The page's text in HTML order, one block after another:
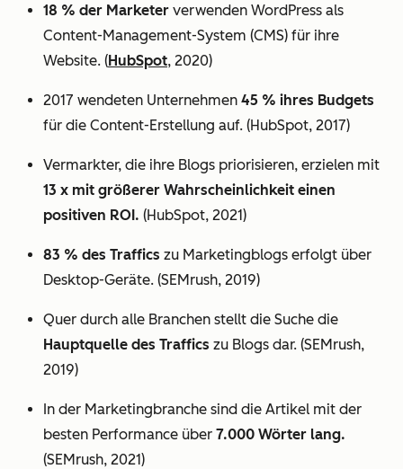
18 % der Marketer verwenden WordPress als
Content-Management-System (CMS) für ihre
Website. (HubSpot, 2020)
2017 wendeten Unternehmen 45 % ihres Budgets
für die Content-Erstellung auf. (HubSpot, 2017)
Vermarkter, die ihre Blogs priorisieren, erzielen mit
13 x mit größerer Wahrscheinlichkeit einen
positiven ROI. (HubSpot, 2021)
83 % des Traffics zu Marketingblogs erfolgt über
Desktop-Geräte. (SEMrush, 2019)
Quer durch alle Branchen stellt die Suche die
Hauptquelle des Traffics zu Blogs dar. (SEMrush,
2019)
In der Marketingbranche sind die Artikel mit der
besten Performance über 7.000 Wörter lang.
(SEMrush, 2021)